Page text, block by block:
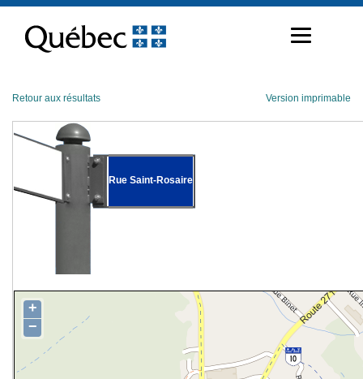
contenu
Retour aux résultats Version imprimable
Rue Saint-Rosaire
+
−